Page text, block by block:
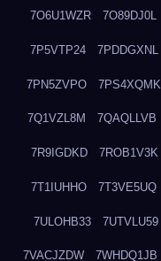
7O6U1WZR 7O89DJ0L
7P5VTP24 7PDDGXNL
7PN5ZVPO 7PS4XQMK
7Q1VZL8M 7QAQLLVB
7R9IGDKD 7ROB1V3K
7T1IUHHO 7T3VE5UQ
7ULOHB33 7UTVLU59
7VACJZDW 7WHDQ1JB